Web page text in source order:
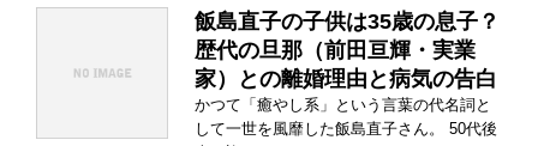
飯島直子の子供は35歳の息子？
歴代の旦那（前田亘輝・実業
家）との離婚理由と病気の告白
かつて「癒やし系」という言葉の代名詞と
して一世を風靡した飯島直子さん。 50代後